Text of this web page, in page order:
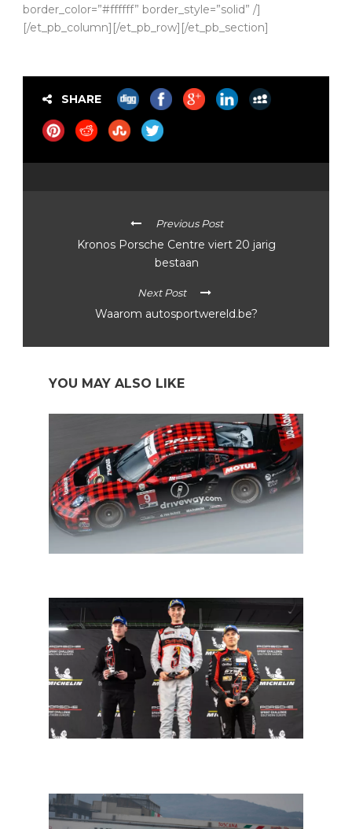
border_color=”#ffffff” border_style=”solid” /]
[/et_pb_column][/et_pb_row][/et_pb_section]
SHARE
Previous Post
Kronos Porsche Centre viert 20 jarig
bestaan
Next Post
Waarom autosportwereld.be?
YOU MAY ALSO LIKE